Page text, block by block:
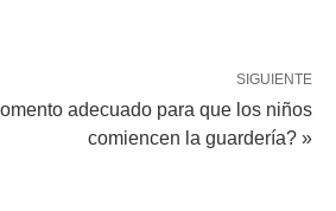
SIGUIENTE
adecuado para que los niños
comiencen la guardería? »